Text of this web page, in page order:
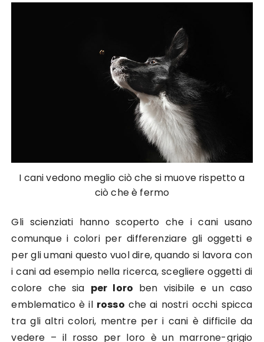
I cani vedono meglio ciò che si muove rispetto a
ciò che è fermo
Gli scienziati hanno scoperto che i cani usano
comunque i colori per differenziare gli oggetti e
per gli umani questo vuol dire, quando si lavora con
i cani ad esempio nella ricerca, scegliere oggetti di
colore che sia per loro ben visibile e un caso
emblematico è il rosso che ai nostri occhi spicca
tra gli altri colori, mentre per i cani è difficile da
vedere – il rosso per loro è un marrone-grigio